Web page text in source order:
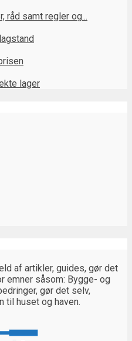
råd samt regler og...
lager
af artikler, guides, gør det
emner såsom: Bygge- og
gør det selv,
huset og haven.